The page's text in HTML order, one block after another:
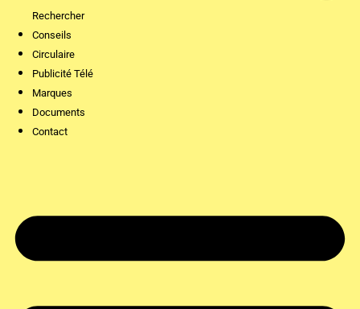
Rechercher
Conseils
Circulaire
Publicité Télé
Marques
Documents
Contact